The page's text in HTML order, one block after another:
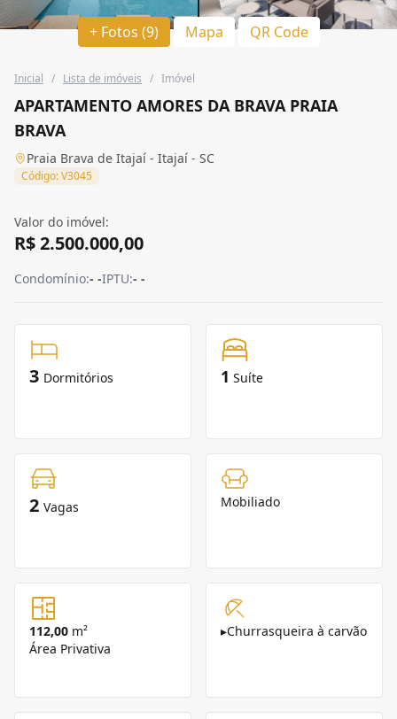
+ Fotos (9) Mapa QR Code
Inicial / Lista de imóveis / Imóvel
APARTAMENTO AMORES DA BRAVA PRAIA
BRAVA
Praia Brava de Itajaí - Itajaí - SC
Código: V3045
Valor do imóvel:
R$ 2.500.000,00
Condomínio:- -IPTU:- -
3 Dormitórios 1 Suíte
2 Vagas Mobiliado
112,00 m²
Área Privativa
▸Churrasqueira à carvão